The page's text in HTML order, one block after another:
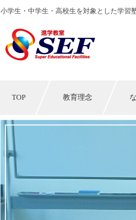
小学生・中学生・高校生を対象とした学習
TOP 教育理念